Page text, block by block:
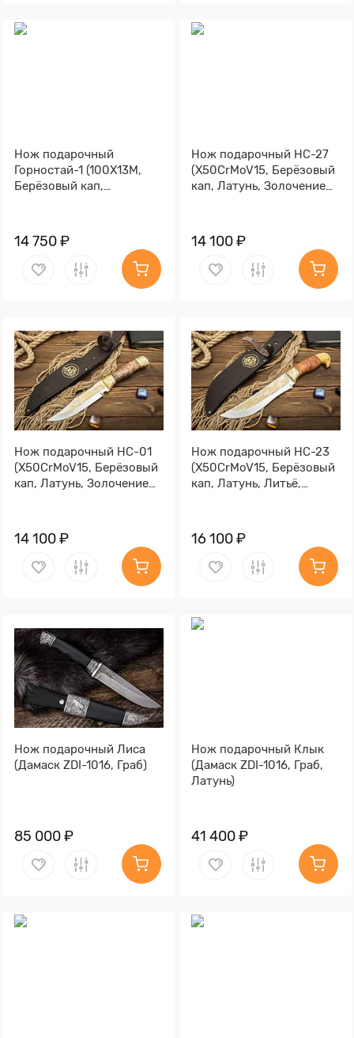
Нож подарочный
Горностай-1 (100Х13М,
Берёзовый кап,
и тыльника)
14 750 ₽
Нож подарочный НС-27
(X50CrMoV15, Берёзовый
кап, Латунь, Золочение
14 100 ₽
Нож подарочный НС-01
(X50CrMoV15, Берёзовый
кап, Латунь, Золочение
14 100 ₽
Нож подарочный НС-23
(X50CrMoV15, Берёзовый
кап, Латунь, Литьё,
16 100 ₽
Нож подарочный Лиса
(Дамаск ZDI-1016, Граб)
85 000 ₽
Нож подарочный Клык
(Дамаск ZDI-1016, Граб,
Латунь)
41 400 ₽